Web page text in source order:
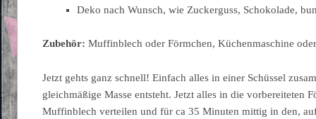
Deko nach Wunsch, wie Zuckerguss, Schokolade,
Zubehör:Muffinblech oder Förmchen, Küchenmaschine
Jetzt gehts ganz schnell! Einfach alles in einer Schüssel
gleichmäßige Masse entsteht. Jetzt alles in die vorbereiteten
Muffinblech verteilen und für ca 35 Minuten mittig in den,